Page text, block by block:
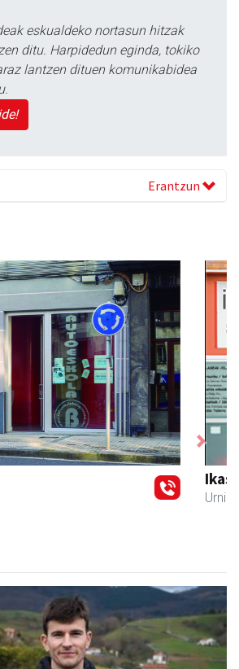
eskualdeko nortasun hitzak
ditu. Harpidedun eginda, tokiko
lantzen dituen komunikabidea
Erantzun
Next